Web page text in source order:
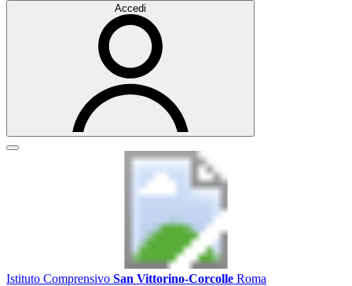
Accedi
Istituto Comprensivo San Vittorino-Corcolle Roma